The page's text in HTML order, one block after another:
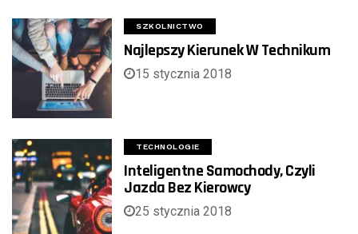
SZKOLNICTWO
Najlepszy Kierunek W Technikum
15 stycznia 2018
TECHNOLOGIE
Inteligentne Samochody, Czyli
Jazda Bez Kierowcy
25 stycznia 2018